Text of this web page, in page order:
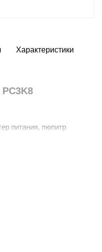
Характеристики
питания, пюпитр
KURZWEIL
американский